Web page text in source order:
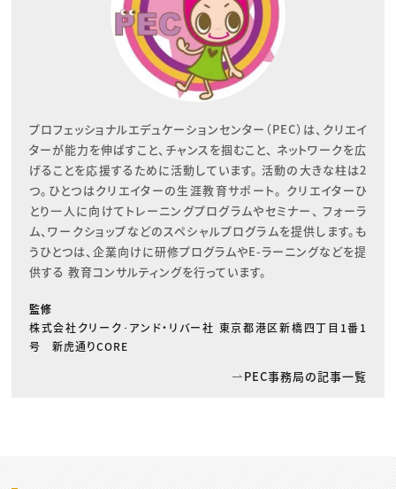
プロフェッショナルエデュケーションセンター（PEC）は、クリエイ
ターが能力を伸ばすこと、チャンスを掴むこと、 ネットワークを広
げることを応援するために活動しています。 活動の大きな柱は2
つ。ひとつはクリエイターの生涯教育サポート。 クリエイターひ
とり一人に向けてトレーニングプログラムやセミナー、 フォーラ
ム、ワークショップなどのスペシャルプログラムを提供します。も
うひとつは、企業向けに研修プログラムやE-ラーニングなどを提
供する 教育コンサルティングを行っています。
監修
株式会社クリーク･アンド・リバー社 東京都港区新橋四丁目1番1
号 新虎通りCORE
PEC事務局の記事一覧